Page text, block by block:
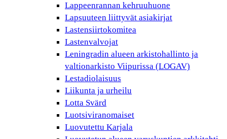
Lappeenrannan kehruuhuone
Lapsuuteen liittyvät asiakirjat
Lastensiirtokomitea
Lastenvalvojat
Leningradin alueen arkistohallinto ja
valtionarkisto Viipurissa (LOGAV)
Lestadiolaisuus
Liikunta ja urheilu
Lotta Svärd
Luotsiviranomaiset
Luovutettu Karjala